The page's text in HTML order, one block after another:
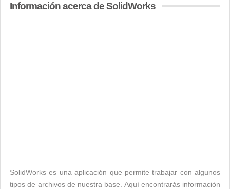
Información acerca de SolidWorks
SolidWorks es una aplicación que permite trabajar con algunos
tipos de archivos de nuestra base. Aquí encontrarás información